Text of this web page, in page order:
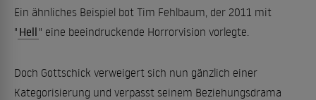
Ein ähnliches Beispiel bot Tim Fehlbaum, der 2011 mit
" Hell " eine beeindruckende Horrorvision vorlegte.
Doch Gottschick verweigert sich nun gänzlich einer
Kategorisierung und verpasst seinem Beziehungsdrama